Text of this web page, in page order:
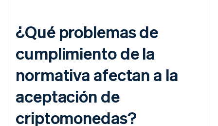
¿Qué problemas de
cumplimiento de la
normativa afectan a la
aceptación de
criptomonedas?